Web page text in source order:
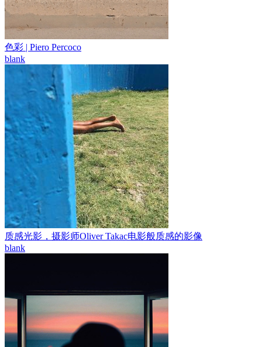
色彩 | Piero Percoco
blank
质感光影，摄影师Oliver Takac电影般质感的影像
blank